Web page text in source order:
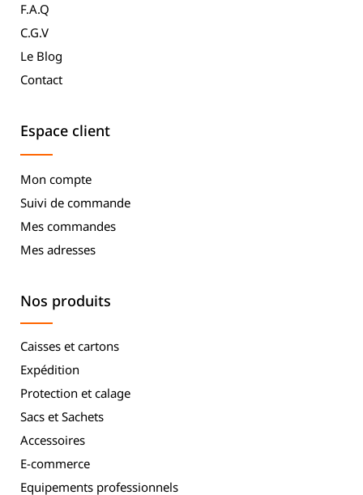
F.A.Q
C.G.V
Le Blog
Contact
Espace client
Mon compte
Suivi de commande
Mes commandes
Mes adresses
Nos produits
Caisses et cartons
Expédition
Protection et calage
Sacs et Sachets
Accessoires
E-commerce
Equipements professionnels